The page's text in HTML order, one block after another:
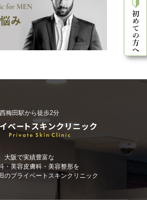
西梅田駅から徒歩2分
大阪で実績豊富な
・美容皮膚科・美容整形を
のプライベートスキンクリニック